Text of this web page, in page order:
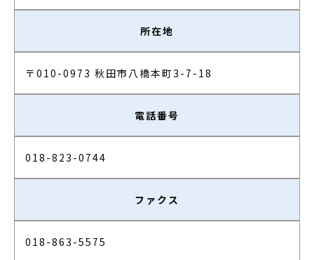
所在地
〒010-0973 秋田市八橋本町3-7-18
電話番号
018-823-0744
ファクス
018-863-5575